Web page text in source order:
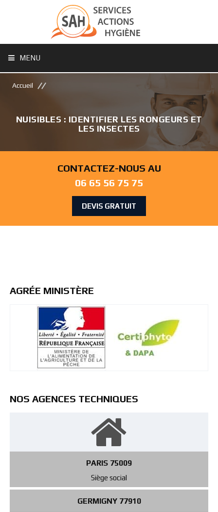
MENU
Accueil
NUISIBLES : IDENTIFIER LES RONGEURS ET
LES INSECTES
CONTACTEZ-NOUS AU
06 65 56 75 75
DEVIS GRATUIT
AGRÉE MINISTÈRE
NOS AGENCES TECHNIQUES
PARIS 75009
Siège social
GERMIGNY 77910